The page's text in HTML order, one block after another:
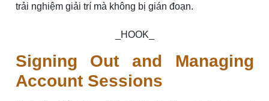
trải nghiệm giải trí mà không bị gián đoạn.
_HOOK_
Signing Out and Managing
Account Sessions